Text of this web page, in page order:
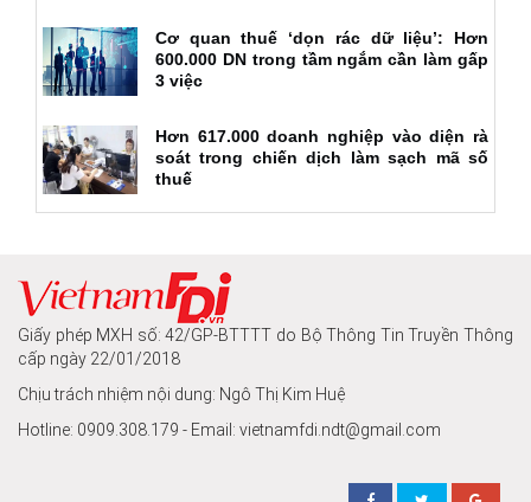
Cơ quan thuế ‘dọn rác dữ liệu’: Hơn
600.000 DN trong tầm ngắm cần làm gấp
3 việc
Hơn 617.000 doanh nghiệp vào diện rà
soát trong chiến dịch làm sạch mã số
thuế
Giấy phép MXH số: 42/GP-BTTTT do Bộ Thông Tin Truyền Thông
cấp ngày 22/01/2018
Chịu trách nhiệm nội dung: Ngô Thị Kim Huệ
Hotline: 0909.308.179 - Email: vietnamfdi.ndt@gmail.com